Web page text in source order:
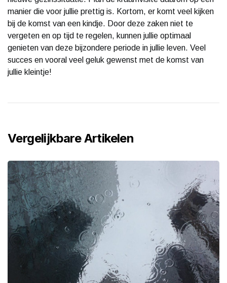
manier die voor jullie prettig is. Kortom, er komt veel kijken
bij de komst van een kindje. Door deze zaken niet te
vergeten en op tijd te regelen, kunnen jullie optimaal
genieten van deze bijzondere periode in jullie leven. Veel
succes en vooral veel geluk gewenst met de komst van
jullie kleintje!
Vergelijkbare Artikelen